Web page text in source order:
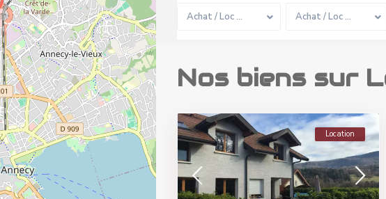
Achat / Loc … Achat / Loc …
Nos biens sur
Location